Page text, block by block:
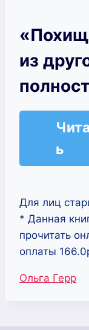
из
ь
Для лиц
* Данная
прочитать
оплаты
Метки
Ольга Герр